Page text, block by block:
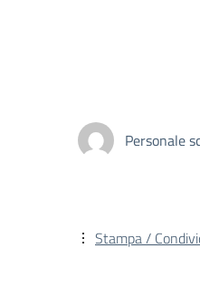
Personale
Stampa /